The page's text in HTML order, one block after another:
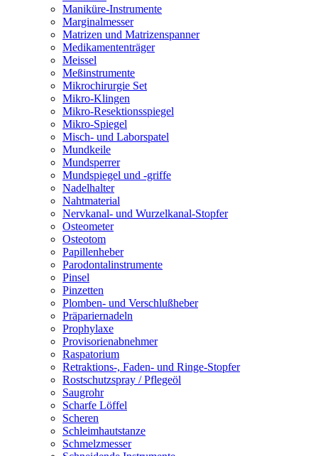
Maniküre-Instrumente
Marginalmesser
Matrizen und Matrizenspanner
Medikamententräger
Meissel
Meßinstrumente
Mikrochirurgie Set
Mikro-Klingen
Mikro-Resektionsspiegel
Mikro-Spiegel
Misch- und Laborspatel
Mundkeile
Mundsperrer
Mundspiegel und -griffe
Nadelhalter
Nahtmaterial
Nervkanal- und Wurzelkanal-Stopfer
Osteometer
Osteotom
Papillenheber
Parodontalinstrumente
Pinsel
Pinzetten
Plomben- und Verschlußheber
Präpariernadeln
Prophylaxe
Provisorienabnehmer
Raspatorium
Retraktions-, Faden- und Ringe-Stopfer
Rostschutzspray / Pflegeöl
Saugrohr
Scharfe Löffel
Scheren
Schleimhautstanze
Schmelzmesser